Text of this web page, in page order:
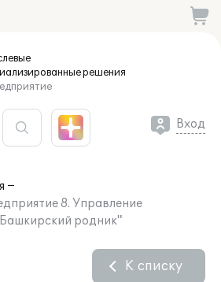
решения
Вход
8. Управление
родник"
К списку